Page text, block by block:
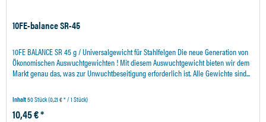
10FE-balance SR-45
10FE BALANCE SR 45 g / Universalgewicht für Stahlfelgen Die neue Generation von
Ökonomischen Auswuchtgewichten ! Mit diesem Auswuchtgewicht bieten wir dem
Markt genau das, was zur Unwuchtbeseitigung erforderlich ist. Alle Gewichte sind...
Inhalt50 Stück(0,21 € * / 1 Stück)
10,45 € *